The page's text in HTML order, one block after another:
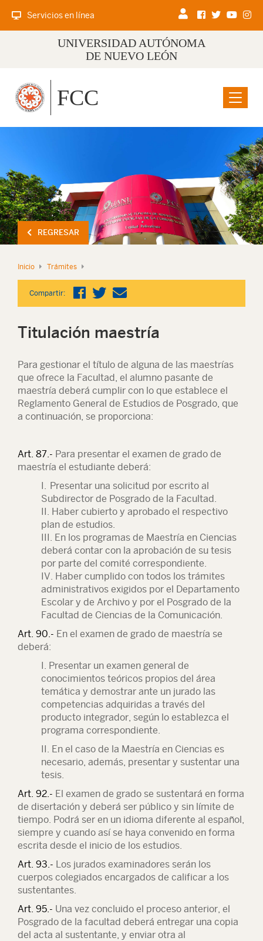
Servicios en línea
UNIVERSIDAD AUTÓNOMA
DE NUEVO LEÓN
Menu
FCC
REGRESAR
Inicio Trámites
Compartir:
Titulación maestría
Para gestionar el título de alguna de las maestrías
que ofrece la Facultad, el alumno pasante de
maestría deberá cumplir con lo que establece el
Reglamento General de Estudios de Posgrado, que
a continuación, se proporciona:
Art. 87.- Para presentar el examen de grado de
maestría el estudiante deberá:
I. Presentar una solicitud por escrito al
Subdirector de Posgrado de la Facultad.
II. Haber cubierto y aprobado el respectivo
plan de estudios.
III. En los programas de Maestría en Ciencias
deberá contar con la aprobación de su tesis
por parte del comité correspondiente.
IV. Haber cumplido con todos los trámites
administrativos exigidos por el Departamento
Escolar y de Archivo y por el Posgrado de la
Facultad de Ciencias de la Comunicación.
Art. 90.- En el examen de grado de maestría se
deberá:
I. Presentar un examen general de
conocimientos teóricos propios del área
temática y demostrar ante un jurado las
competencias adquiridas a través del
producto integrador, según lo establezca el
programa correspondiente.
II. En el caso de la Maestría en Ciencias es
necesario, además, presentar y sustentar una
tesis.
Art. 92.- El examen de grado se sustentará en forma
de disertación y deberá ser público y sin límite de
tiempo. Podrá ser en un idioma diferente al español,
siempre y cuando así se haya convenido en forma
escrita desde el inicio de los estudios.
Art. 93.- Los jurados examinadores serán los
cuerpos colegiados encargados de calificar a los
sustentantes.
Art. 95.- Una vez concluido el proceso anterior, el
Posgrado de la facultad deberá entregar una copia
del acta al sustentante, y enviar otra al